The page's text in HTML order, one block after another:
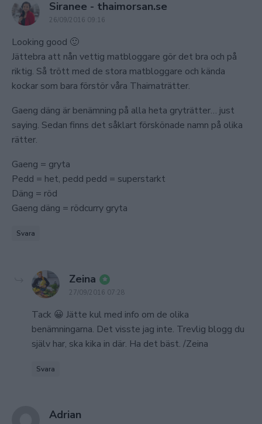
Siranee - thaimorsan.se
26/09/2016 09:16
Looking good 🙂
Jättebra att nån vettig matbloggare gör det bra och på
riktig. Så trött med de stora matbloggare och kända
kockar som bara förstör våra Thaimaträtter.
Gaeng däng är benämning på alla heta gryträtter… just
saying. Sedan finns det såklart förskönade namn på olika
rätter.
Gaeng = gryta
Pedd = het, pedd pedd = superstarkt
Däng = röd
Gaeng däng = rödcurry gryta
Svara
Zeina says:
27/09/2016 07:28
Tack 😀 Jätte kul med info om de olika
benämningarna. Det visste jag inte. Trevlig blogg du
själv har, ska kika in där. Ha det bäst. /Zeina
Svara
Adrian